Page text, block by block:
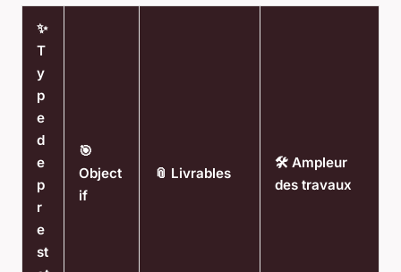
✨
T
y
p
e
d
e
p
r
e
st
🎯
Object
if
📎 Livrables
🛠️ Ampleur
des travaux